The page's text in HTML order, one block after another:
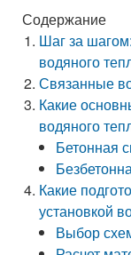
Содержание
Шаг за
водяного
Связанные
Какие
водяного
Бетонная
Какие
установкой
Выбор